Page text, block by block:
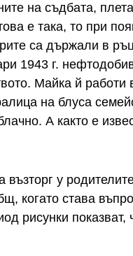
на съдбата,
е така, то при
са държали в
1943 г.
Майка й
на блуса
А както е
у
когато става
рисунки